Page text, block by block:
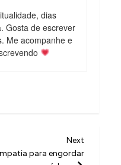
dias
Gosta de escrever
Me acompanhe e
Next
Post
Next
para engordar